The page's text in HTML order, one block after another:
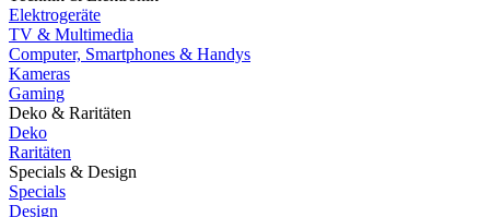
Elektrogeräte
TV & Multimedia
Computer, Smartphones & Handys
Kameras
Gaming
Deko & Raritäten
Deko
Raritäten
Specials & Design
Specials
Design